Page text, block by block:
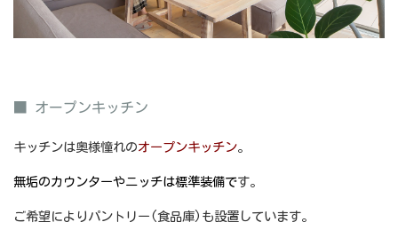
■ オープンキッチン
キッチンは奥様憧れのオープンキッチン。
無垢のカウンターやニッチは標準装備です。
ご希望によりパントリー(食品庫)も設置しています。